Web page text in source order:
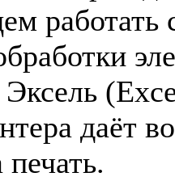
Эксель
даёт